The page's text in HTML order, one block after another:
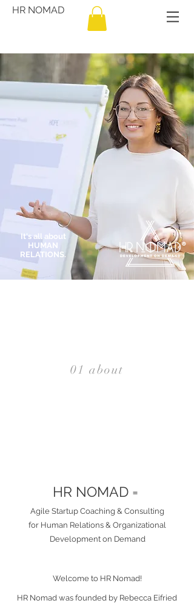
HR NOMAD
It's all about
HUMAN
RELATIONS.
01 about
HR NOMAD =
Agile Startup Coaching & Consulting
for Human Relations & Organizational
Development on Demand
Welcome to HR Nomad!
HR Nomad was founded by Rebecca Eifried